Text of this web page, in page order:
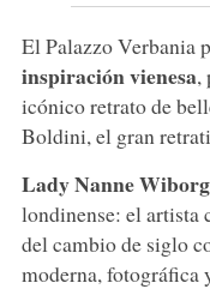
El Palazzo Verbania
inspiración vienesa,
icónico retrato de
Boldini, el gran
Lady Nanne Wiborg
londinense: el artista
del cambio de siglo
moderna, fotográfica